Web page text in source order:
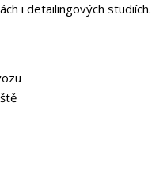
i detailingových studiích.